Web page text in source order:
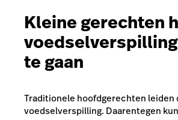
Kleine gerechten
te gaan
Traditionele hoofdgerechten leiden
voedselverspilling. Daarentegen